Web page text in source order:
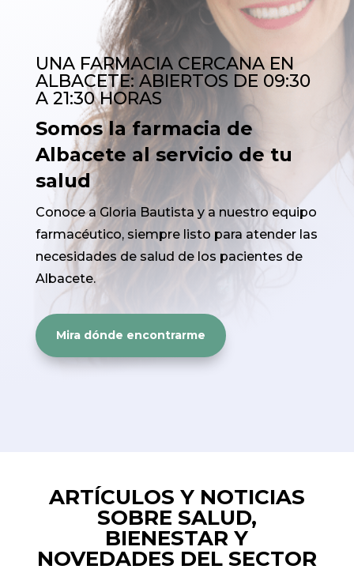
UNA FARMACIA CERCANA EN
ALBACETE: ABIERTOS DE 09:30
A 21:30 HORAS
Somos la farmacia de
Albacete al servicio de tu
salud
Conoce a Gloria Bautista y a nuestro equipo
farmacéutico, siempre listo para atender las
necesidades de salud de los pacientes de
Albacete.
Mira dónde encontrarme
ARTÍCULOS Y NOTICIAS
SOBRE SALUD,
BIENESTAR Y
NOVEDADES DEL SECTOR